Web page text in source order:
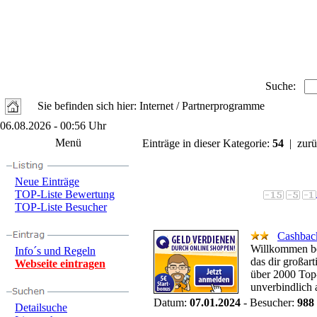
Suche:
Sie befinden sich hier: Internet / Partnerprogramme
06.08.2026 - 00:56 Uhr
Menü
Neue Einträge
TOP-Liste Bewertung
TOP-Liste Besucher
Info´s und Regeln
Webseite eintragen
Detailsuche
Einträge in dieser Kategorie: 54 |
Willkommen
das dir
über 2000
unverbindlich
Datum: 07.01.2024 - Besucher: 988